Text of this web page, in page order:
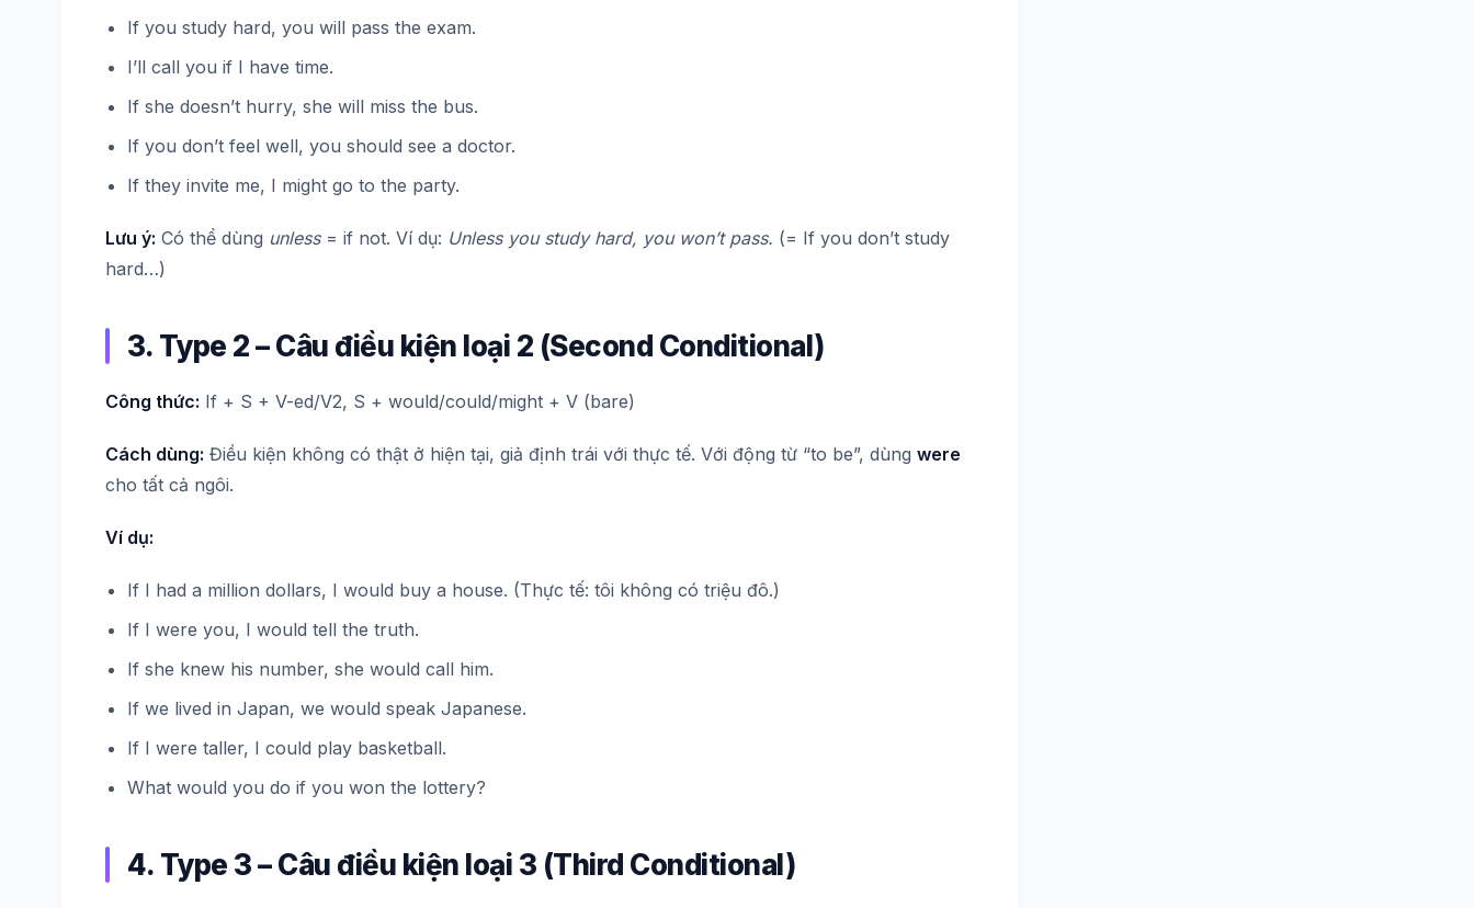
If you study hard, you will pass the exam.
I’ll call you if I have time.
If she doesn’t hurry, she will miss the bus.
If you don’t feel well, you should see a doctor.
If they invite me, I might go to the party.
Lưu ý: Có thể dùng unless= if not. Ví dụ: Unless you study hard, you won’t pass. (= If you don’t study
hard…)
3. Type 2 – Câu điều kiện loại 2 (Second Conditional)
Công thức: If + S + V-ed/V2, S + would/could/might + V (bare)
Cách dùng: Điều kiện không có thật ở hiện tại, giả định trái với thực tế. Với động từ “to be”, dùng were
cho tất cả ngôi.
Ví dụ:
If I had a million dollars, I would buy a house. (Thực tế: tôi không có triệu đô.)
If I were you, I would tell the truth.
If she knew his number, she would call him.
If we lived in Japan, we would speak Japanese.
If I were taller, I could play basketball.
What would you do if you won the lottery?
4. Type 3 – Câu điều kiện loại 3 (Third Conditional)